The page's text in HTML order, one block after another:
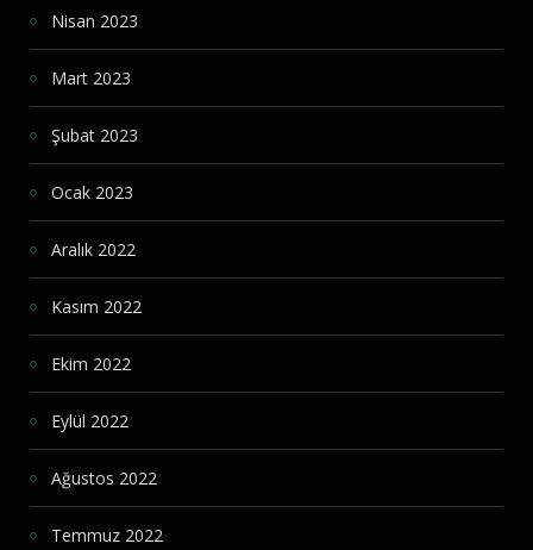
Nisan 2023
Mart 2023
Şubat 2023
Ocak 2023
Aralık 2022
Kasım 2022
Ekim 2022
Eylül 2022
Ağustos 2022
Temmuz 2022